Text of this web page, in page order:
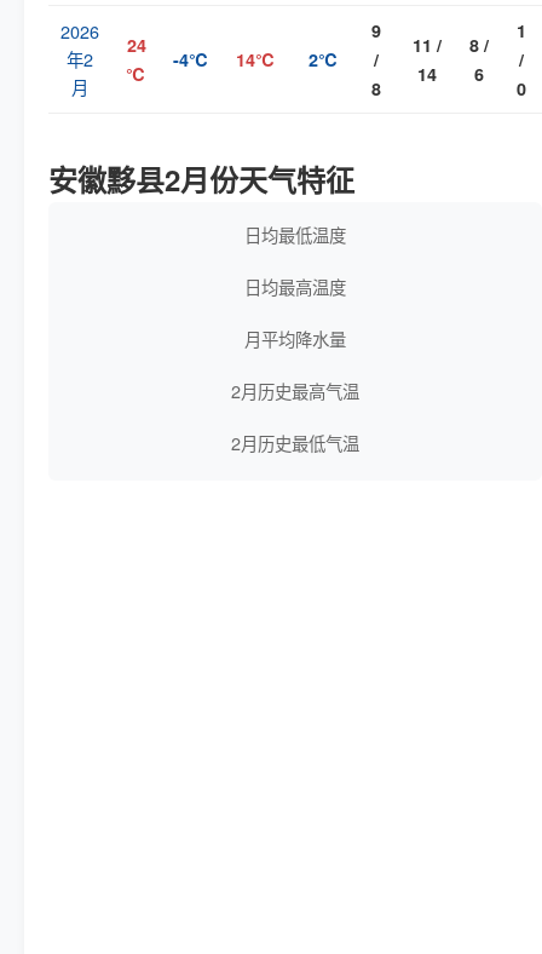
2026
年2
月
24
℃
-4℃ 14℃ 2℃
9
/
8
11 /
14
8 /
6
1
/
0
安徽黟县2月份天气特征
日均最低温度
日均最高温度
月平均降水量
2月历史最高气温
2月历史最低气温